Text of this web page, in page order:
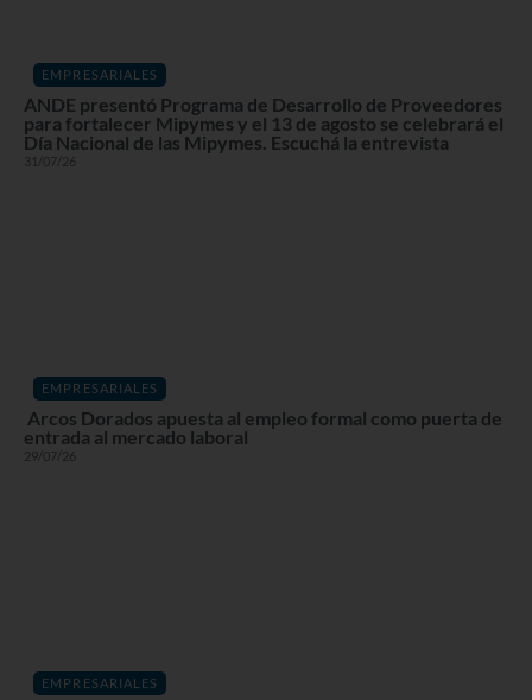
EMPRESARIALES
ANDE presentó Programa de Desarrollo de Proveedores
para fortalecer Mipymes y el 13 de agosto se celebrará el
Día Nacional de las Mipymes. Escuchá la entrevista
31/07/26
EMPRESARIALES
Arcos Dorados apuesta al empleo formal como puerta de
entrada al mercado laboral
29/07/26
EMPRESARIALES